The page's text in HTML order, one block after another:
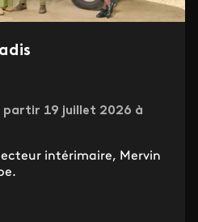
partir 19 juillet 2026 à
intérimaire, Mervin